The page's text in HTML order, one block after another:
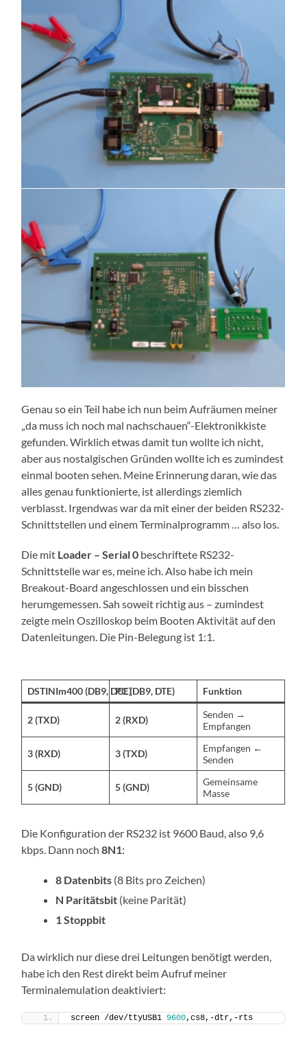
Genau so ein Teil habe ich nun beim Aufräumen meiner
„da muss ich noch mal nachschauen“-Elektronikkiste
gefunden. Wirklich etwas damit tun wollte ich nicht,
aber aus nostalgischen Gründen wollte ich es zumindest
einmal booten sehen. Meine Erinnerung daran, wie das
alles genau funktionierte, ist allerdings ziemlich
verblasst. Irgendwas war da mit einer der beiden RS232-
Schnittstellen und einem Terminalprogramm … also los.
Die mit Loader – Serial 0 beschriftete RS232-
Schnittstelle war es, meine ich. Also habe ich mein
Breakout-Board angeschlossen und ein bisschen
herumgemessen. Sah soweit richtig aus – zumindest
zeigte mein Oszilloskop beim Booten Aktivität auf den
Datenleitungen. Die Pin-Belegung ist 1:1.
DSTINIm400 (DB9, DCE)PC (DB9, DTE) Funktion
2 (TXD) 2 (RXD)
Senden →
Empfangen
3 (RXD) 3 (TXD)
Empfangen ←
Senden
5 (GND) 5 (GND)
Gemeinsame
Masse
Die Konfiguration der RS232 ist 9600 Baud, also 9,6
kbps. Dann noch8N1:
8 Datenbits (8 Bits pro Zeichen)
N Paritätsbit (keine Parität)
1 Stoppbit
Da wirklich nur diese drei Leitungen benötigt werden,
habe ich den Rest direkt beim Aufruf meiner
Terminalemulation deaktiviert:
screen /dev/ttyUSB1 9600,cs8,-dtr,-rts